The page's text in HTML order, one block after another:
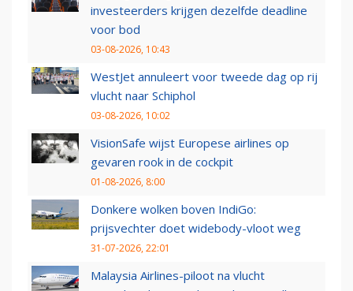
investeerders krijgen dezelfde deadline
voor bod
03-08-2026, 10:43
WestJet annuleert voor tweede dag op rij
vlucht naar Schiphol
03-08-2026, 10:02
VisionSafe wijst Europese airlines op
gevaren rook in de cockpit
01-08-2026, 8:00
Donkere wolken boven IndiGo:
prijsvechter doet widebody-vloot weg
31-07-2026, 22:01
Malaysia Airlines-piloot na vlucht